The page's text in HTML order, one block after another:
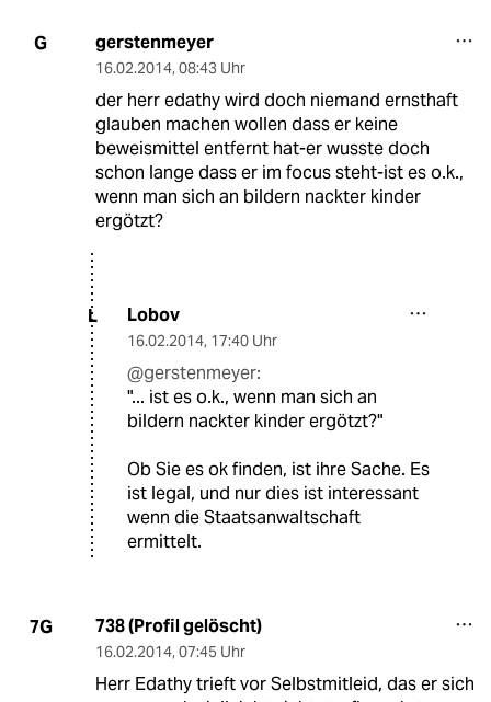
G gerstenmeyer
16.02.2014, 08:43 Uhr
der herr edathy wird doch niemand ernsthaft
glauben machen wollen dass er keine
beweismittel entfernt hat-er wusste doch
schon lange dass er im focus steht-ist es o.k.,
wenn man sich an bildern nackter kinder
ergötzt?
L Lobov
16.02.2014, 17:40 Uhr
@gerstenmeyer:
"... ist es o.k., wenn man sich an
bildern nackter kinder ergötzt?"
Ob Sie es ok finden, ist ihre Sache. Es
ist legal, und nur dies ist interessant
wenn die Staatsanwaltschaft
ermittelt.
7G 738 (Profil gelöscht)
16.02.2014, 07:45 Uhr
Herr Edathy trieft vor Selbstmitleid, das er sich